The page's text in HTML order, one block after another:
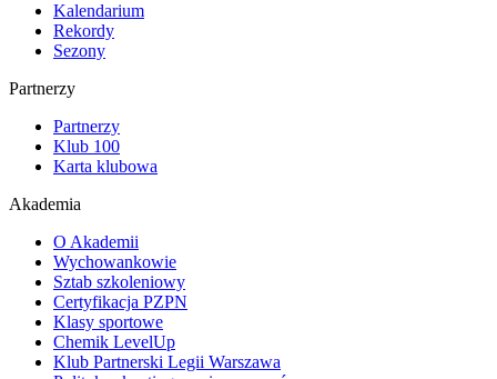
Kalendarium
Rekordy
Sezony
Partnerzy
Partnerzy
Klub 100
Karta klubowa
Akademia
O Akademii
Wychowankowie
Sztab szkoleniowy
Certyfikacja PZPN
Klasy sportowe
Chemik LevelUp
Klub Partnerski Legii Warszawa